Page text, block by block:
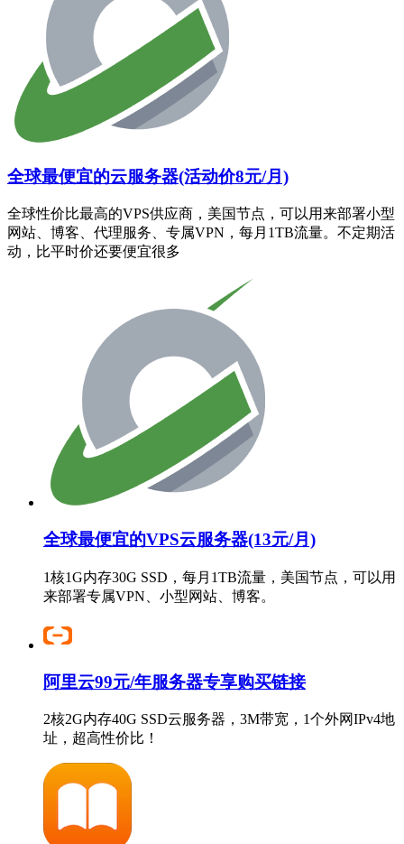
全球最便宜的云服务器(活动价8元/月)
全球性价比最高的VPS供应商，美国节点，可以用来部署小型
网站、博客、代理服务、专属VPN，每月1TB流量。不定期活
动，比平时价还要便宜很多
全球最便宜的VPS云服务器(13元/月)
1核1G内存30G SSD，每月1TB流量，美国节点，可以用
来部署专属VPN、小型网站、博客。
阿里云99元/年服务器专享购买链接
2核2G内存40G SSD云服务器，3M带宽，1个外网IPv4地
址，超高性价比！